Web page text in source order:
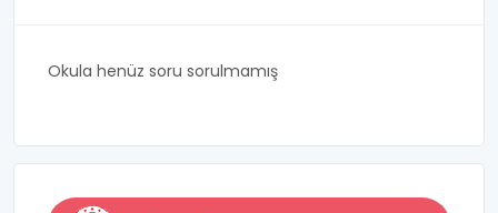
Okula henüz soru sorulmamış